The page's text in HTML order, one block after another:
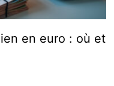
en euro : où et